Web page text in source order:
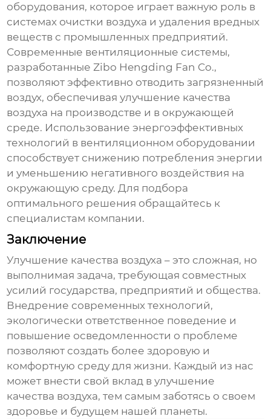
оборудования, которое играет важную роль в
системах очистки воздуха и удаления вредных
веществ с промышленных предприятий.
Современные вентиляционные системы,
разработанные Zibo Hengding Fan Co.,
позволяют эффективно отводить загрязненный
воздух, обеспечиваяулучшение качества
воздуха на производстве и в окружающей
среде. Использование энергоэффективных
технологий в вентиляционном оборудовании
способствует снижению потребления энергии
и уменьшению негативного воздействия на
окружающую среду. Для подбора
оптимального решения обращайтесь к
специалистам компании.
Заключение
Улучшение качества воздуха – это сложная, но
выполнимая задача, требующая совместных
усилий государства, предприятий и общества.
Внедрение современных технологий,
экологически ответственное поведение и
повышение осведомленности о проблеме
позволяют создать более здоровую и
комфортную среду для жизни. Каждый из нас
может внести свой вклад вулучшение
качества воздуха, тем самым заботясь о своем
здоровье и будущем нашей планеты.